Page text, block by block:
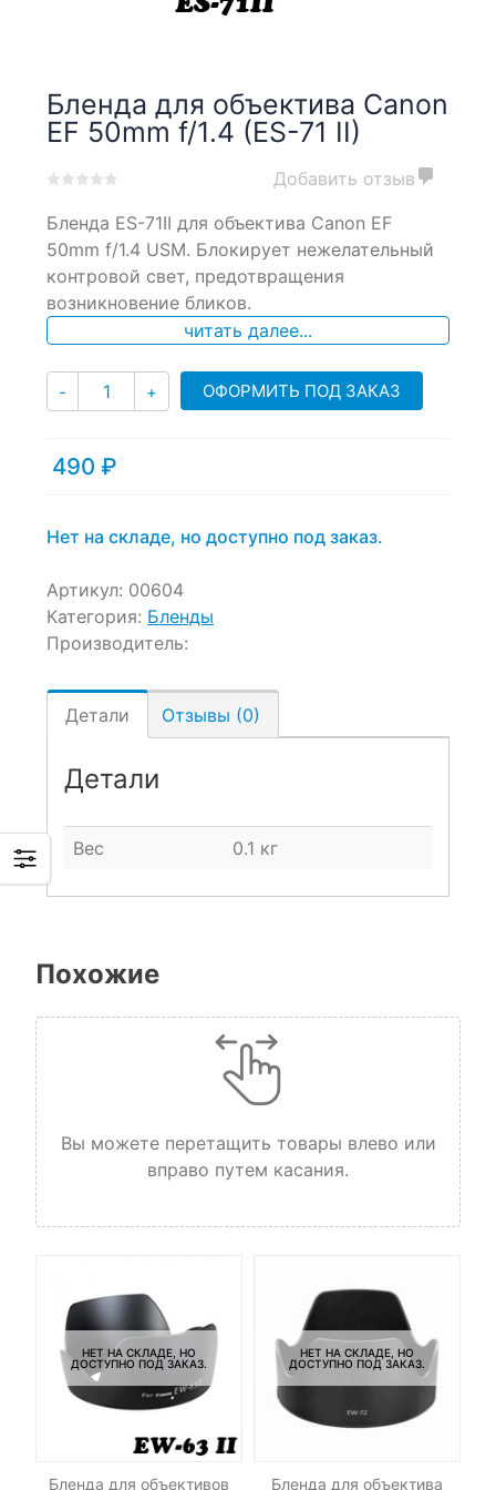
Бленда для объектива Canon
EF 50mm f/1.4 (ES-71 II)
out
of
on
customer
ratings
Добавить отзыв
Бленда ES-71II для объектива Canon EF
50mm f/1.4 USM. Блокирует нежелательный
контровой свет, предотвращения
возникновение бликов.
читать далее...
- Количество
+ ОФОРМИТЬ ПОД ЗАКАЗ
490 ₽
Нет на складе, но доступно под заказ.
Артикул: 00604
Категория: Бленды
Производитель:
Детали Отзывы (0)
Детали
Вес 0.1 кг
Похожие
Вы можете перетащить товары влево или
вправо путем касания.
НЕТ НА СКЛАДЕ, НО
ДОСТУПНО ПОД ЗАКАЗ.
Бленда для объективов
НЕТ НА СКЛАДЕ, НО
ДОСТУПНО ПОД ЗАКАЗ.
Бленда для объектива